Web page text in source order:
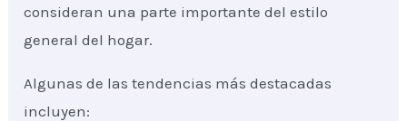
consideran una parte importante del estilo
general del hogar.
Algunas de las tendencias más destacadas
incluyen: